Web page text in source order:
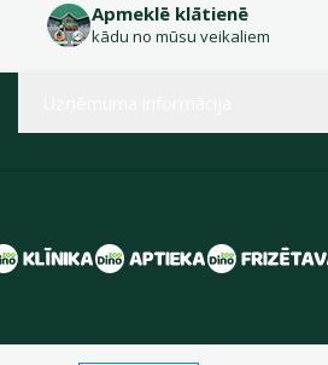
Apmeklē klātienē
kādu no mūsu veikaliem